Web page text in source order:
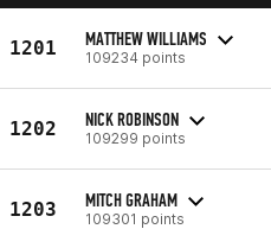
1201 MATTHEW WILLIAMS
109234 points
1202 NICK ROBINSON
109299 points
1203 MITCH GRAHAM
109301 points